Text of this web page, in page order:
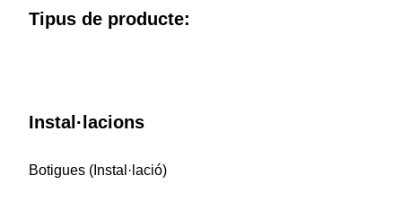
Tipus de producte:
Instal·lacions
Botigues (Instal·lació)